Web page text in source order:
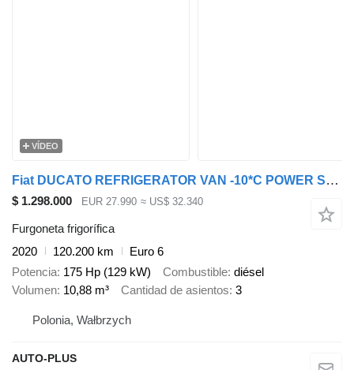
VÍDEO
Fiat DUCATO REFRIGERATOR VAN -10*C POWER SUPPLY 230V AIR CONDITIONING
$ 1.298.000 EUR 27.990 ≈ US$ 32.340
Furgoneta frigorífica
2020
120.200 km
Euro 6
Potencia 175 Hp (129 kW) Combustible diésel
Volumen 10,88 m³ Cantidad de asientos 3
Polonia, Wałbrzych
AUTO-PLUS